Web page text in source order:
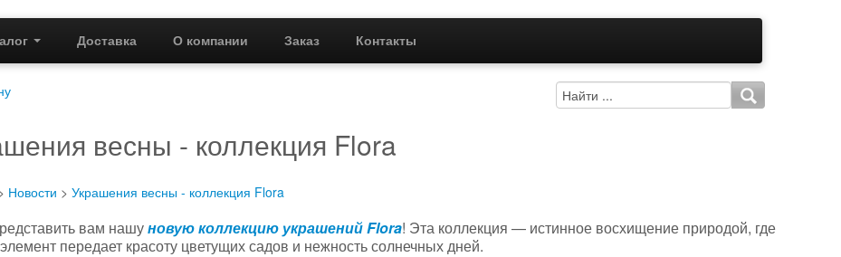
Доставка О компании Заказ Контакты
весны - коллекция Flora
Новости >Украшения весны - коллекция Flora
вам нашуновую коллекцию украшений Flora! Эта коллекция — истинное восхищение природой, где
передает красоту цветущих садов и нежность солнечных дней.